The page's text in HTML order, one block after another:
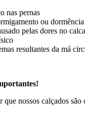
nas pernas
ou
pelas dores no
resultantes da má
nossos calçados